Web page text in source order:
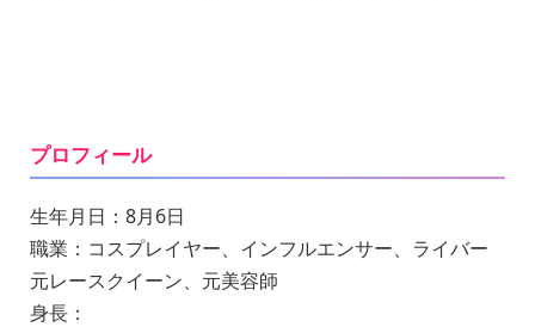
プロフィール
生年月日：8月6日
職業：コスプレイヤー、インフルエンサー、ライバー
元レースクイーン、元美容師
身長：